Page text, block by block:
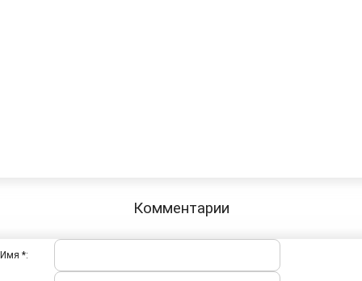
Комментарии
Имя *: